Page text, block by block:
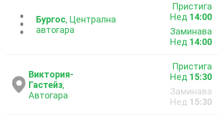
...Бургос, Централна
автогара
Пристига
Нед 14:00
Заминава
Нед 14:00
Виктория-
Гастейз,
Автогара
Пристига
Нед 15:30
Заминава
Нед 15:30